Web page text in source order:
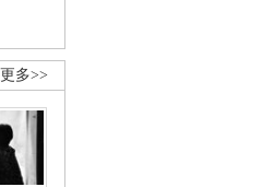
更多>>